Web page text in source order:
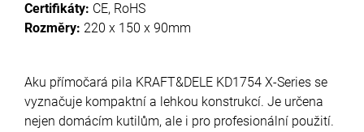
Certifikáty: CE, RoHS
Rozměry: 220 x 150 x 90mm
Aku přímočará pila KRAFT&DELE KD1754 X-Series se
vyznačuje kompaktní a lehkou konstrukcí. Je určena
nejen domácím kutilům, ale i pro profesionální použití.